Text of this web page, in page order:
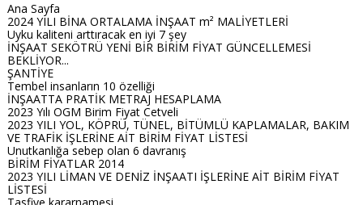
Ana Sayfa
2024 YILI BİNA ORTALAMA İNŞAAT m² MALİYETLERİ
Uyku kaliteni arttıracak en iyi 7 şey
İNŞAAT SEKÖTRÜ YENİ BİR BİRİM FİYAT GÜNCELLEMESİ
BEKLİYOR...
ŞANTİYE
Tembel insanların 10 özelliği
İNŞAATTA PRATİK METRAJ HESAPLAMA
2023 Yılı OGM Birim Fiyat Cetveli
2023 YILI YOL, KÖPRÜ, TÜNEL, BİTÜMLÜ KAPLAMALAR, BAKIM
VE TRAFİK İŞLERİNE AİT BİRİM FİYAT LİSTESİ
Unutkanlığa sebep olan 6 davranış
BİRİM FİYATLAR 2014
2023 YILI LİMAN VE DENİZ İNŞAATI İŞLERİNE AİT BİRİM FİYAT
LİSTESİ